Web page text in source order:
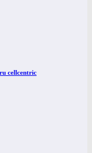
cellcentric